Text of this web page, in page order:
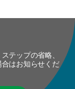
テップの省略、
はお知らせくだ